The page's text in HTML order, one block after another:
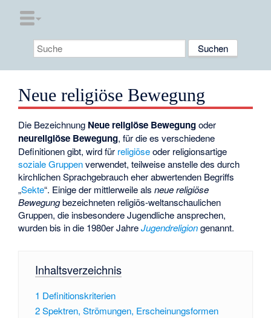
Neue religiöse Bewegung
Die Bezeichnung Neue religiöse Bewegungoder
neureligiöse Bewegung, für die es verschiedene
Definitionen gibt, wird für religiöseoder religionsartige
soziale Gruppenverwendet, teilweise anstelle des durch
kirchlichen Sprachgebrauch eher abwertenden Begriffs
„Sekte“. Einige der mittlerweile alsneue religiöse
Bewegungbezeichneten religiös-weltanschaulichen
Gruppen, die insbesondere Jugendliche ansprechen,
wurden bis in die 1980er JahreJugendreligiongenannt.
Inhaltsverzeichnis
1 Definitionskriterien
2Spektren, Strömungen, Erscheinungsformen